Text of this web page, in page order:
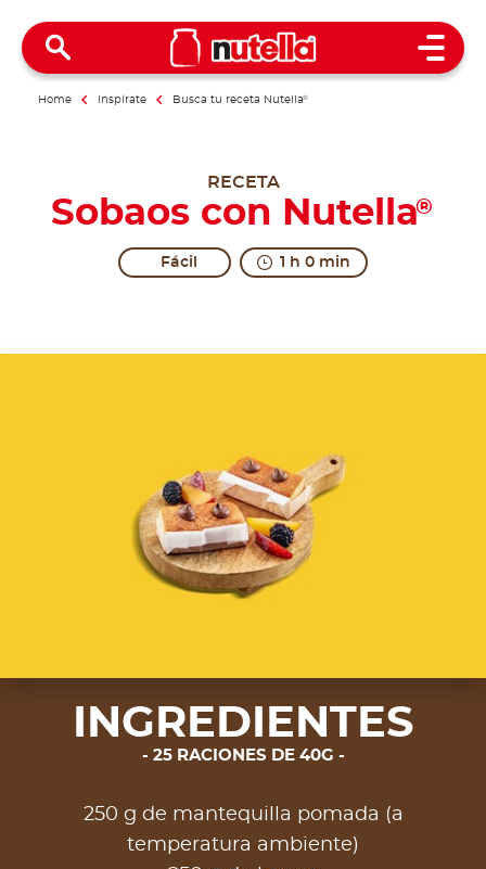
Open
Home Inspírate Busca tu receta Nutella®
RECETA
Sobaos con Nutella®
Fácil 1 h 0 min
INGREDIENTES
25 RACIONES DE 40G
250 g de mantequilla pomada (a
temperatura ambiente)